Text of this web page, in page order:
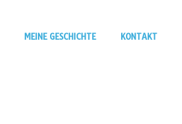
MEINE GESCHICHTE KONTAKT